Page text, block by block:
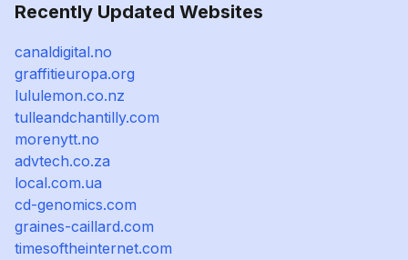
Recently Updated Websites
canaldigital.no
graffitieuropa.org
lululemon.co.nz
tulleandchantilly.com
morenytt.no
advtech.co.za
local.com.ua
cd-genomics.com
graines-caillard.com
timesoftheinternet.com